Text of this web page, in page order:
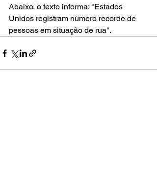
Abaixo, o texto informa: "Estados
Unidos registram número recorde de
pessoas em situação de rua".